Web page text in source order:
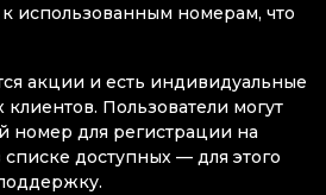
к использованным номерам, что
акции и есть индивидуальные
Пользователи могут
номер для регистрации на
списке доступных — для этого